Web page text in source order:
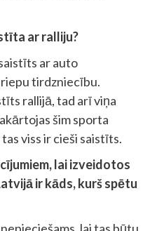
ar ralliju?
ar auto
tirdzniecību.
rallijā, tad arī viņa
šim sporta
viss ir cieši saistīts.
lai izveidotos
ir kāds, kurš spētu